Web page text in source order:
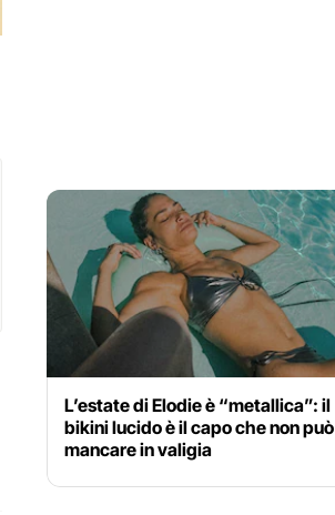
L’estate di Elodie è “metallica”: il
bikini lucido è il capo che non può
mancare in valigia